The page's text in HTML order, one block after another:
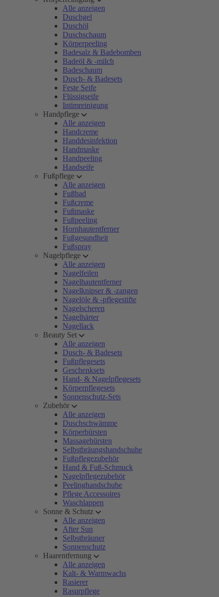
Alle anzeigen
Duschgel
Duschöl
Duschschaum
Körperpeeling
Badesalz & Badebomben
Badeöl & -milch
Badeschaum
Dusch- & Badesets
Feste Seife
Flüssigseife
Intimreinigung
Handpflege
Alle anzeigen
Handcreme
Handdesinfektion
Handmaske
Handpeeling
Handseife
Fußpflege
Alle anzeigen
Fußbad
Fußcreme
Fußmaske
Fußpeeling
Hornhautentferner
Fußgesundheit
Fußspray
Nagelpflege
Alle anzeigen
Nagelfeilen
Nagelhautentferner
Nagelknipser & -zangen
Nagelöle & -pflegestifte
Nagelscheren
Nagelhärter
Nagellack
Beauty Set
Alle anzeigen
Dusch- & Badesets
Fußpflegesets
Geschenksets
Hand- & Nagelpflegesets
Körperpflegesets
Sonnenschutz-Sets
Zubehör
Alle anzeigen
Duschschwämme
Körperbürsten
Massagebürsten
Selbstbräungshandschuhe
Fußpflegezubehör
Hand & Fuß-Schmuck
Nagelpflegezubehör
Peelinghandschuhe
Pflege Accessoires
Waschlappen
Sonne & Schutz
Alle anzeigen
After Sun
Selbstbräuner
Sonnenschutz
Haarentfernung
Alle anzeigen
Kalt- & Warmwachs
Rasierer
Rasurpflege